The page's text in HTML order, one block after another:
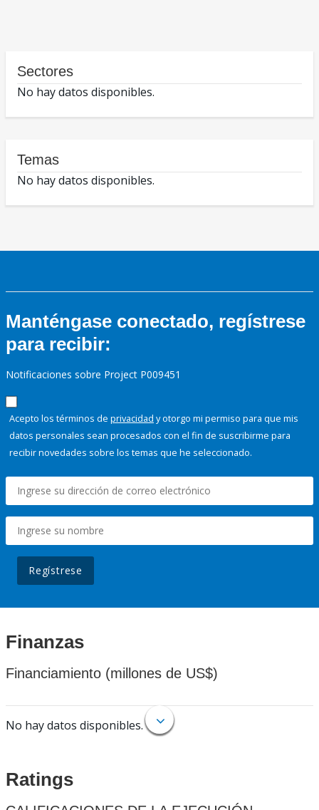
Sectores
No hay datos disponibles.
Temas
No hay datos disponibles.
Manténgase conectado, regístrese
para recibir:
Notificaciones sobre Project P009451
Acepto los términos de privacidad y otorgo mi permiso para que mis
datos personales sean procesados con el fin de suscribirme para
recibir novedades sobre los temas que he seleccionado.
Regístrese
Finanzas
Financiamiento (millones de US$)
No hay datos disponibles.
Ratings